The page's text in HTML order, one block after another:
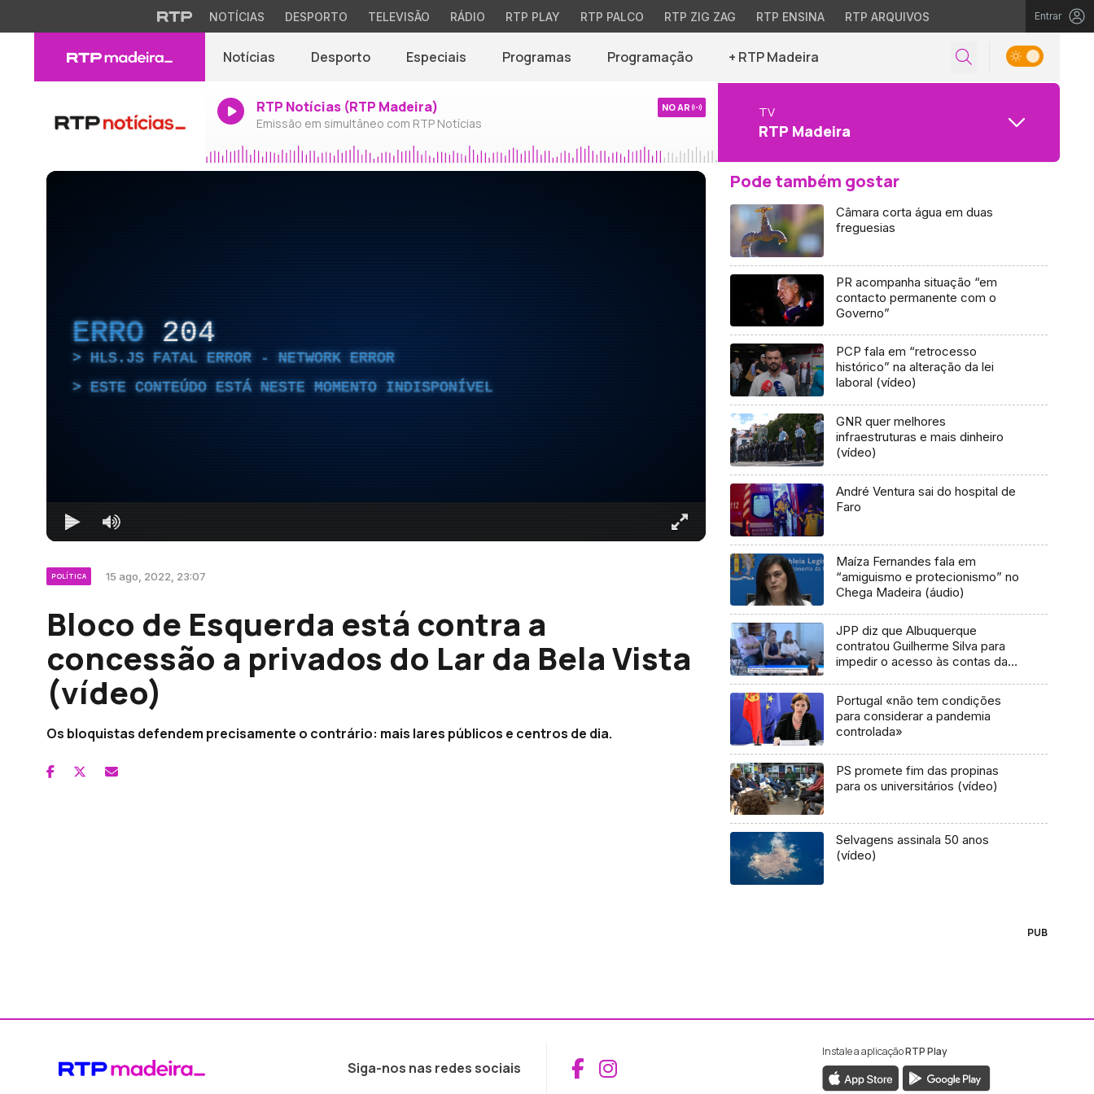
NOTÍCIAS DESPORTO TELEVISÃO RÁDIO RTP PLAY RTP PALCO RTP ZIG ZAG RTP ENSINA RTP ARQUIVOS Entrar
Notícias Desporto Especiais Programas Programação + RTP Madeira
RTP Notícias (RTP Madeira)
Emissão em simultâneo com RTP Notícias
NO AR TV
RTP Madeira
ERRO 204
HLS.JS FATAL ERROR - NETWORK ERROR
ESTE CONTEÚDO ESTÁ NESTE MOMENTO INDISPONÍVEL
POLÍTICA 15 ago, 2022, 23:07
Bloco de Esquerda está contra a
concessão a privados do Lar da Bela Vista
(vídeo)
Os bloquistas defendem precisamente o contrário: mais lares públicos e centros de dia.
Pode também gostar
Câmara corta água em duas
freguesias
PR acompanha situação “em
contacto permanente com o
Governo”
PCP fala em “retrocesso
histórico” na alteração da lei
laboral (vídeo)
GNR quer melhores
infraestruturas e mais dinheiro
(vídeo)
André Ventura sai do hospital de
Faro
Maíza Fernandes fala em
“amiguismo e protecionismo” no
Chega Madeira (áudio)
JPP diz que Albuquerque
contratou Guilherme Silva para
impedir o acesso às contas da
Portugal «não tem condições
para considerar a pandemia
controlada»
PS promete fim das propinas
para os universitários (vídeo)
Selvagens assinala 50 anos
(vídeo)
PUB
Siga-nos nas redes sociais Aceder ao Facebook da RTP Madeira
Aceder ao Instagram da RTP Madeira
Instale a aplicaçãoRTP Play